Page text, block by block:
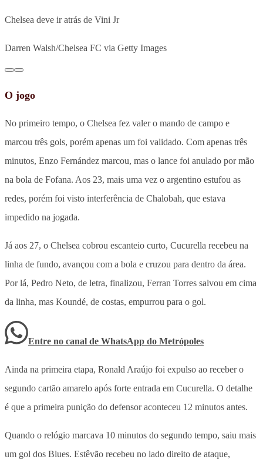
Chelsea deve ir atrás de Vini Jr
Darren Walsh/Chelsea FC via Getty Images
O jogo
No primeiro tempo, o Chelsea fez valer o mando de campo e
marcou três gols, porém apenas um foi validado. Com apenas três
minutos, Enzo Fernández marcou, mas o lance foi anulado por mão
na bola de Fofana. Aos 23, mais uma vez o argentino estufou as
redes, porém foi visto interferência de Chalobah, que estava
impedido na jogada.
Já aos 27, o Chelsea cobrou escanteio curto, Cucurella recebeu na
linha de fundo, avançou com a bola e cruzou para dentro da área.
Por lá, Pedro Neto, de letra, finalizou, Ferran Torres salvou em cima
da linha, mas Koundé, de costas, empurrou para o gol.
Entre no canal de WhatsApp do Metrópoles
Ainda na primeira etapa, Ronald Araújo foi expulso ao receber o
segundo cartão amarelo após forte entrada em Cucurella. O detalhe
é que a primeira punição do defensor aconteceu 12 minutos antes.
Quando o relógio marcava 10 minutos do segundo tempo, saiu mais
um gol dos Blues. Estêvão recebeu no lado direito de ataque,